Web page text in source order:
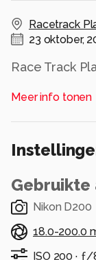
Racetrack
23 oktober,
Race Track
Alle rechten
Meer info tonen
Nikon D200
18.0-200.0
ISO 200 · ƒ/